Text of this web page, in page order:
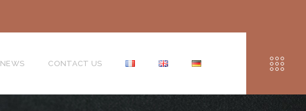
NEWS CONTACT US